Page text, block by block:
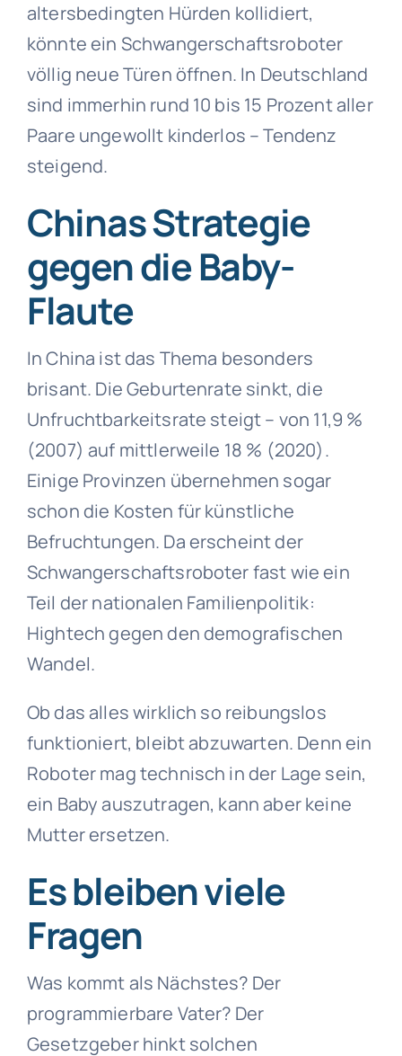
altersbedingten Hürden kollidiert,
könnte ein Schwangerschaftsroboter
völlig neue Türen öffnen. In Deutschland
sind immerhin rund 10 bis 15 Prozent aller
Paare ungewollt kinderlos – Tendenz
steigend.
Chinas Strategie
gegen die Baby-
Flaute
In China ist das Thema besonders
brisant. Die Geburtenrate sinkt, die
Unfruchtbarkeitsrate steigt – von 11,9 %
(2007) auf mittlerweile 18 % (2020).
Einige Provinzen übernehmen sogar
schon die Kosten für künstliche
Befruchtungen. Da erscheint der
Schwangerschaftsroboter fast wie ein
Teil der nationalen Familienpolitik:
Hightech gegen den demografischen
Wandel.
Ob das alles wirklich so reibungslos
funktioniert, bleibt abzuwarten. Denn ein
Roboter mag technisch in der Lage sein,
ein Baby auszutragen, kann aber keine
Mutter ersetzen.
Es bleiben viele
Fragen
Was kommt als Nächstes? Der
programmierbare Vater? Der
Gesetzgeber hinkt solchen